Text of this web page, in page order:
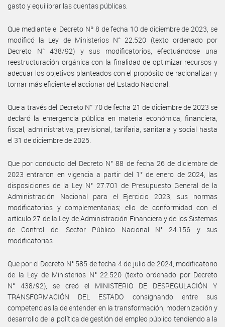
gasto y equilibrar las cuentas públicas.
Que mediante el Decreto Nº 8 de fecha 10 de diciembre de 2023, se
modificó la Ley de Ministerios N° 22.520 (texto ordenado por
Decreto N° 438/92) y sus modificatorios, efectuándose una
reestructuración orgánica con la finalidad de optimizar recursos y
adecuar los objetivos planteados con el propósito de racionalizar y
tornar más eficiente el accionar del Estado Nacional.
Que a través del Decreto N° 70 de fecha 21 de diciembre de 2023 se
declaró la emergencia pública en materia económica, financiera,
fiscal, administrativa, previsional, tarifaria, sanitaria y social hasta
el 31 de diciembre de 2025.
Que por conducto del Decreto N° 88 de fecha 26 de diciembre de
2023 entraron en vigencia a partir del 1° de enero de 2024, las
disposiciones de la Ley N° 27.701 de Presupuesto General de la
Administración Nacional para el Ejercicio 2023, sus normas
modificatorias y complementarias; ello de conformidad con el
artículo 27 de la Ley de Administración Financiera y de los Sistemas
de Control del Sector Público Nacional N° 24.156 y sus
modificatorias.
Que por el Decreto N° 585 de fecha 4 de julio de 2024, modificatorio
de la Ley de Ministerios N° 22.520 (texto ordenado por Decreto
N° 438/92), se creó el MINISTERIO DE DESREGULACIÓN Y
TRANSFORMACIÓN DEL ESTADO consignando entre sus
competencias la de entender en la transformación, modernización y
desarrollo de la política de gestión del empleo público tendiendo a la